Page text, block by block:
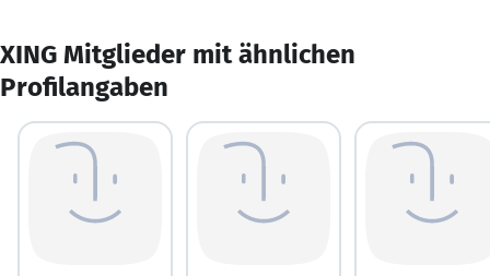
XING Mitglieder mit ähnlichen
Profilangaben